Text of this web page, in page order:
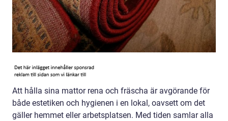
Att hålla sina mattor rena och fräscha är avgörande för
både estetiken och hygienen i en lokal, oavsett om det
gäller hemmet eller arbetsplatsen. Med tiden samlar alla